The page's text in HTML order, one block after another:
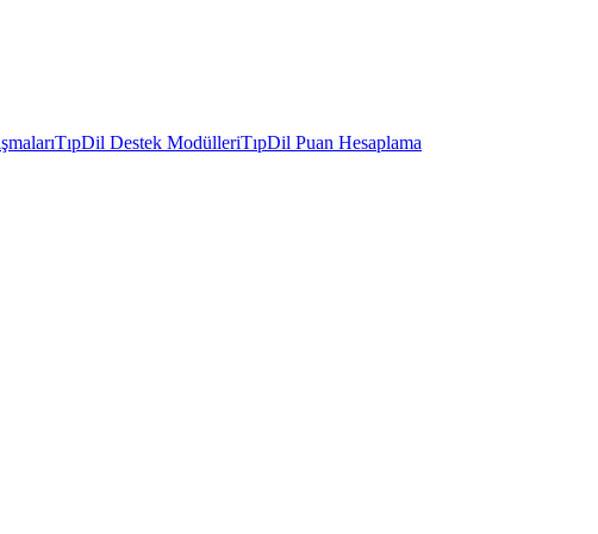
TıpDil Destek ModülleriTıpDil Puan Hesaplama